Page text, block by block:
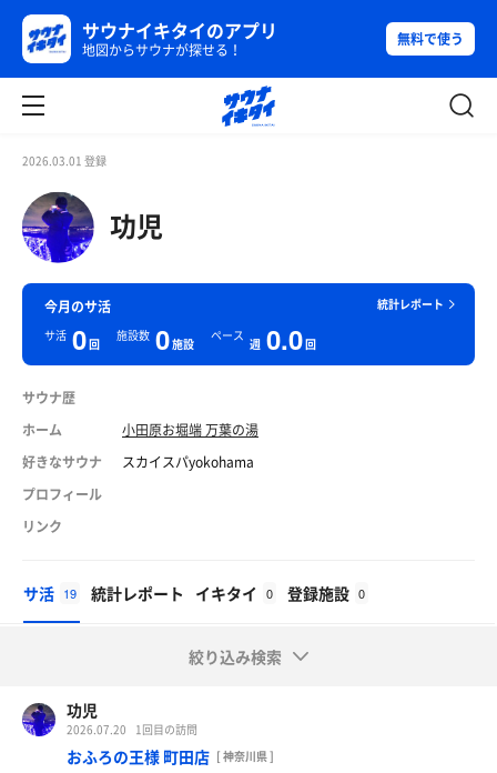
サウナイキタイのアプリ
地図からサウナが探せる！
無料で使う
2026.03.01 登録
功児
統計レポート
今月のサ活
サ活 0回
施設数 0施設
ペース
週 0.0回
サウナ歴
ホーム
小田原お堀端 万葉の湯
好きなサウナ
スカイスパyokohama
プロフィール
リンク
サ活 19 統計レポート イキタイ 0 登録施設 0
絞り込み検索
功児
2026.07.20 1回目の訪問
おふろの王様 町田店 [ 神奈川県 ]